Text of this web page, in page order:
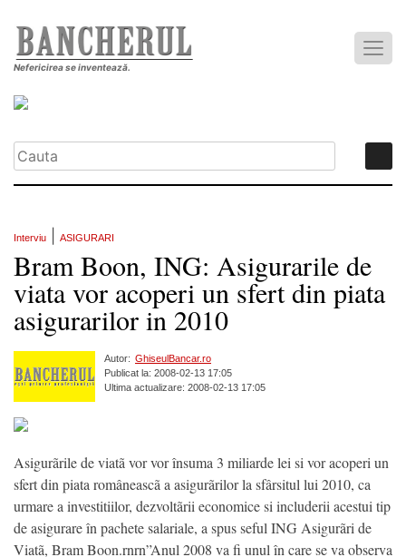
Nefericirea se inventează.
Interviu ASIGURARI
Bram Boon, ING: Asigurarile de
viata vor acoperi un sfert din piata
asigurarilor in 2010
Autor: GhiseulBancar.ro
Publicat la: 2008-02-13 17:05
Ultima actualizare: 2008-02-13 17:05
Asigurãrile de viatã vor vor însuma 3 miliarde lei si vor acoperi un
sfert din piata româneascã a asigurãrilor la sfârsitul lui 2010, ca
urmare a investitiilor, dezvoltãrii economice si includerii acestui tip
de asigurare în pachete salariale, a spus seful ING Asigurãri de
Viatã, Bram Boon.rnrn”Anul 2008 va fi unul în care se va observa